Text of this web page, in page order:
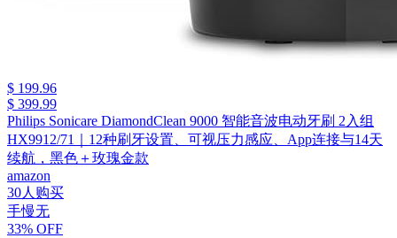
$ 199.96
$ 399.99
Philips Sonicare DiamondClean 9000 智能音波电动牙刷 2入组
HX9912/71｜12种刷牙设置、可视压力感应、App连接与14天
续航，黑色＋玫瑰金款
amazon
30人购买
手慢无
33% OFF